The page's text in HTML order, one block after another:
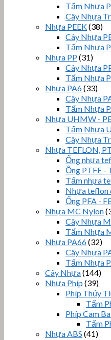
Tấm Nhựa
Cây Nhựa
Nhựa PEEK(38)
Cây Nhựa
Tấm Nhựa
Nhựa PP (31)
Cây Nhựa
Tấm Nhựa
Nhựa PA6(33)
Cây Nhựa
Tấm Nhựa
Nhựa UHMW -
Tấm Nhựa
Cây Nhựa
Nhựa TEFLON,
Ống nhựa
Ống PTFE -
Tấm nhựa
Nhựa teflon
Ống PFA -
Nhựa MC Nylon
Cây Nhựa
Tấm Nhựa
Nhựa PA66(32)
Cây Nhựa
Tấm Nhựa
Cây Nhựa(144)
Nhựa Phíp (39)
Phíp Thủy
Tấm
Phíp Cam
Tấm
Nhựa ABS (41)